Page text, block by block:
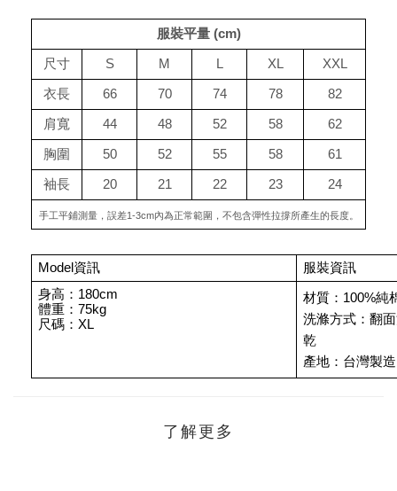
服裝平量 (cm)
尺寸 S M L XL XXL
衣長 66 70 74 78 82
肩寬 44 48 52 58 62
胸圍 50 52 55 58 61
袖長 20 21 22 23 24
手工平鋪測量，誤差1-3cm內為正常範圍，不包含彈性拉撐所產生的長度。
Model資訊
服裝資訊
身高：180cm
體重：75kg
尺碼：XL
材質：100%純
洗滌方式：翻
乾
產地：台灣製造
了解更多